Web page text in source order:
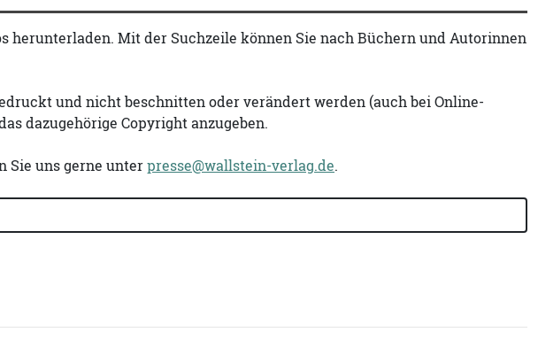
herunterladen. Mit der Suchzeile können Sie nach Büchern und Autorinnen
und nicht beschnitten oder verändert werden (auch bei Online-
dazugehörige Copyright anzugeben.
Sie uns gerne unterpresse@wallstein-verlag.de.